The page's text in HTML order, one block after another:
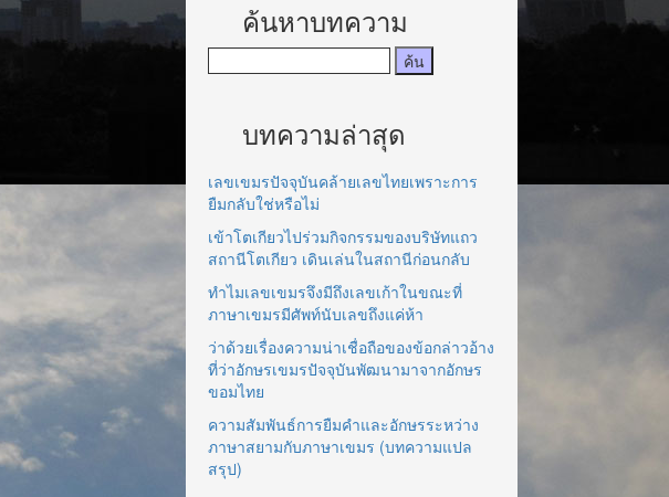
ค้นหาบทความ
บทความล่าสุด
เลขเขมรปัจจุบันคล้ายเลขไทยเพราะการ
ยืมกลับใช่หรือไม่
เข้าโตเกียวไปร่วมกิจกรรมของบริษัทแถว
สถานีโตเกียว เดินเล่นในสถานีก่อนกลับ
ทำไมเลขเขมรจึงมีถึงเลขเก้าในขณะที่
ภาษาเขมรมีศัพท์นับเลขถึงแค่ห้า
ว่าด้วยเรื่องความน่าเชื่อถือของข้อกล่าวอ้าง
ที่ว่าอักษรเขมรปัจจุบันพัฒนามาจากอักษร
ขอมไทย
ความสัมพันธ์การยืมคำและอักษรระหว่าง
ภาษาสยามกับภาษาเขมร (บทความแปล
สรุป)